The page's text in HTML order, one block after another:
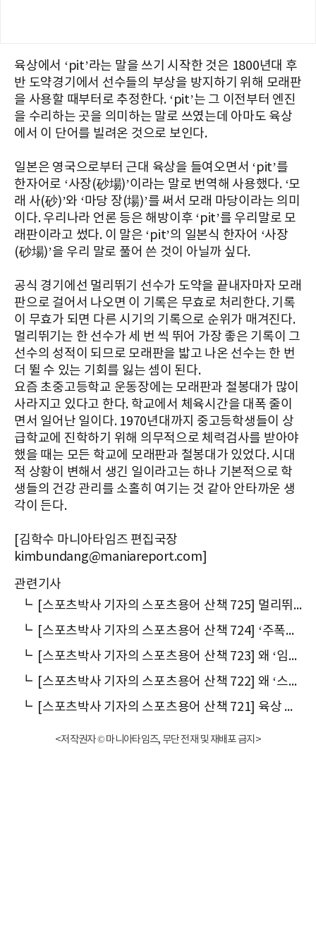
육상에서 ‘pit’라는 말을 쓰기 시작한 것은 1800년대 후
반 도약경기에서 선수들의 부상을 방지하기 위해 모래판
을 사용할 때부터로 추정한다. ‘pit’는 그 이전부터 엔진
을 수리하는 곳을 의미하는 말로 쓰였는데 아마도 육상
에서 이 단어를 빌려온 것으로 보인다.
일본은 영국으로부터 근대 육상을 들여오면서 ‘pit’를
한자어로 ‘사장(砂場)’이라는 말로 번역해 사용했다. ‘모
래 사(砂)’와 ‘마당 장(場)’를 써서 모래 마당이라는 의미
이다. 우리나라 언론 등은 해방이후 ‘pit’를 우리말로 모
래판이라고 썼다. 이 말은 ‘pit’의 일본식 한자어 ‘사장
(砂場)’을 우리 말로 풀어 쓴 것이 아닐까 싶다.
공식 경기에선 멀리뛰기 선수가 도약을 끝내자마자 모래
판으로 걸어서 나오면 이 기록은 무효로 처리한다. 기록
이 무효가 되면 다른 시기의 기록으로 순위가 매겨진다.
멀리뛰기는 한 선수가 세 번 씩 뛰어 가장 좋은 기록이 그
선수의 성적이 되므로 모래판을 밟고 나온 선수는 한 번
더 뛸 수 있는 기회를 잃는 셈이 된다.
요즘 초중고등학교 운동장에는 모래판과 철봉대가 많이
사라지고 있다고 한다. 학교에서 체육시간을 대폭 줄이
면서 일어난 일이다. 1970년대까지 중고등학생들이 상
급학교에 진학하기 위해 의무적으로 체력검사를 받아야
했을 때는 모든 학교에 모래판과 철봉대가 있었다. 시대
적 상황이 변해서 생긴 일이라고는 하나 기본적으로 학
생들의 건강 관리를 소홀히 여기는 것 같아 안타까운 생
각이 든다.
[김학수 마니아타임즈 편집국장
kimbundang@maniareport.com]
관련기사
┗
[스포츠박사 기자의 스포츠용어 산책 725] 멀리뛰기에서 왜 ‘발구름판’이라 말할까
┗
[스포츠박사 기자의 스포츠용어 산책 724] ‘주폭도(走幅跳)’가 멀리뛰기로 바뀐 이유
┗
[스포츠박사 기자의 스포츠용어 산책 723] 왜 ‘임원(任員)’이라 말할까
┗
[스포츠박사 기자의 스포츠용어 산책 722] 왜 ‘스코어보드(Scoreboard)’라고 말할까
┗
[스포츠박사 기자의 스포츠용어 산책 721] 육상 도약경기는 왜 ‘시기(試技)’를 3회로 할까
<저작권자 © 마니아타임즈, 무단 전재 및 재배포 금지>